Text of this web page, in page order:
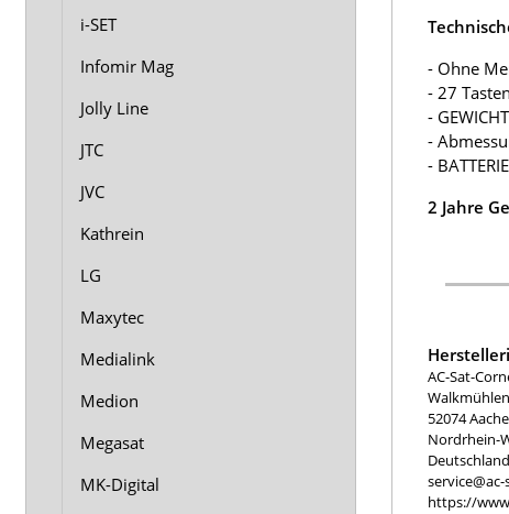
- Ohne
- 27 Tasten
-
-
-
2 Jahre
AC-Sat-
52074
Nordrhein-
Deutschland
https://
i-SET
Infomir Mag
Jolly Line
JTC
JVC
Kathrein
LG
Maxytec
Medialink
Medion
Megasat
MK-Digital